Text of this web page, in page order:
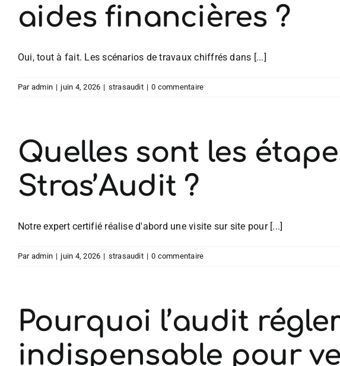
aides financières ?
Oui, tout à fait. Les scénarios de travaux chiffrés dans [...]
Par admin | juin 4, 2026 | strasaudit | 0 commentaire
Quelles sont les
Stras’Audit ?
Notre expert certifié réalise d'abord une visite sur site pour [...]
Par admin | juin 4, 2026 | strasaudit | 0 commentaire
Pourquoi l’audit
indispensable pour